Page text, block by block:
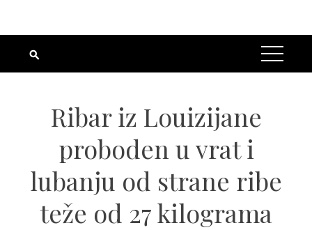
Ribar iz Louizijane
proboden u vrat i
lubanju od strane ribe
teže od 27 kilograma